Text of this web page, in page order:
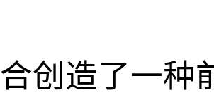
创造了一种